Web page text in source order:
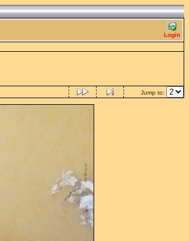
Login
Jump to: